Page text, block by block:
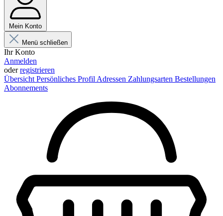
Mein Konto
Menü schließen
Ihr Konto
Anmelden
oderregistrieren
Übersicht Persönliches Profil Adressen Zahlungsarten Bestellungen
Abonnements